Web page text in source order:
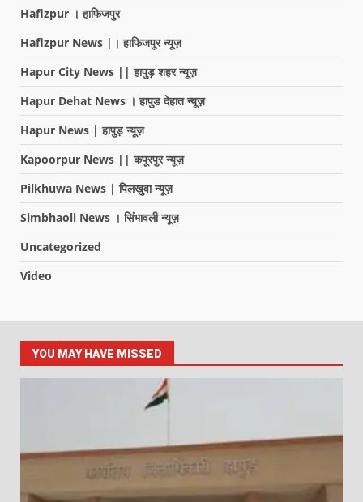
Hafizpur । हाफिजपुर
Hafizpur News |। हाफिजपुर न्यूज़
Hapur City News || हापुड़ शहर न्यूज़
Hapur Dehat News । हापुड देहात न्यूज़
Hapur News | हापुड़ न्यूज़
Kapoorpur News || कपूरपुर न्यूज़
Pilkhuwa News | पिलखुवा न्यूज़
Simbhaoli News । सिंभावली न्यूज़
Uncategorized
Video
YOU MAY HAVE MISSED